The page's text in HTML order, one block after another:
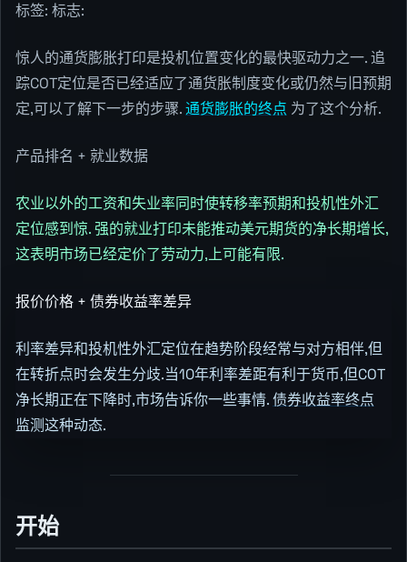
标签: 标志:
惊人的通货膨胀打印是投机位置变化的最快驱动力之一. 追
踪COT定位是否已经适应了通货胀制度变化或仍然与旧预期
定,可以了解下一步的步骤.通货膨胀的终点 为了这个分析.
产品排名 + 就业数据
农业以外的工资和失业率同时使转移率预期和投机性外汇
定位感到惊. 强的就业打印未能推动美元期货的净长期增长,
这表明市场已经定价了劳动力,上可能有限.
报价价格 + 债券收益率差异
利率差异和投机性外汇定位在趋势阶段经常与对方相伴,但
在转折点时会发生分歧.当10年利率差距有利于货币,但COT
净长期正在下降时,市场告诉你一些事情.债券收益率终点
监测这种动态.
开始